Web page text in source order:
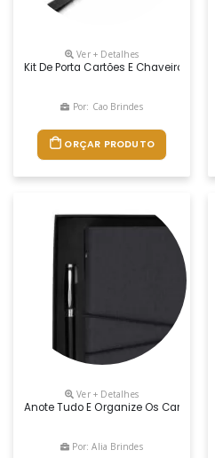
Ver + Detalhes
Kit De Porta Cartões E Chaveiro
Por: Cao Brindes
ORÇAR PRODUTO
Ver + Detalhes
Anote Tudo E Organize Os Cartões
Por: Alia Brindes